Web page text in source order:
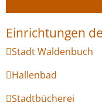
Stadt Waldenbuch
Hallenbad
Stadtbücherei